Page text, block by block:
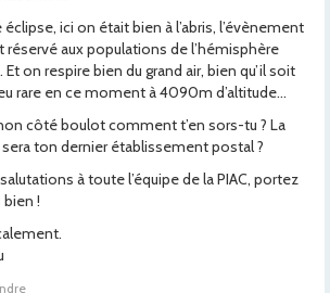
ici on était bien à l’abris, l’évènement
réservé aux populations de l’hémisphère
Et on respire bien du grand air, bien qu’il soit
rare en ce moment à 4090m d’altitude…
côté boulot comment t’en sors-tu ? La
sera ton dernier établissement postal ?
à toute l’équipe de la PIAC, portez
!